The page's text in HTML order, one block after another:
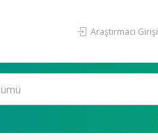
Araştırmacı Girişi